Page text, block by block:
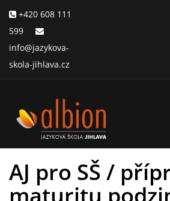
+420 608 111
599
info@jazykova-
skola-jihlava.cz
AJ pro SŠ /